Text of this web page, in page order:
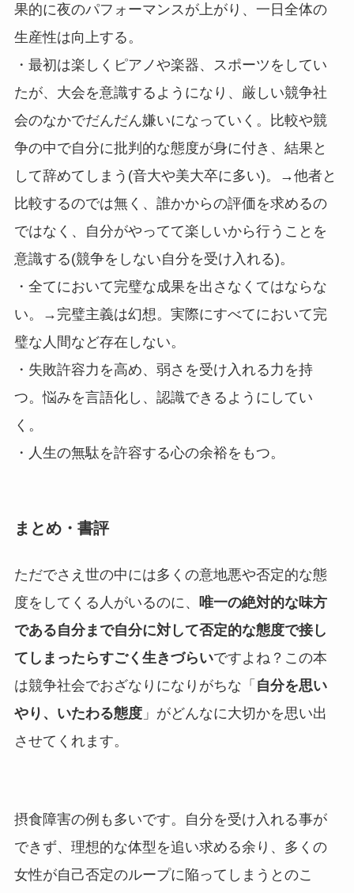
果的に夜のパフォーマンスが上がり、一日全体の
生産性は向上する。
・最初は楽しくピアノや楽器、スポーツをしてい
たが、大会を意識するようになり、厳しい競争社
会のなかでだんだん嫌いになっていく。比較や競
争の中で自分に批判的な態度が身に付き、結果と
して辞めてしまう(音大や美大卒に多い)。→他者と
比較するのでは無く、誰かからの評価を求めるの
ではなく、自分がやってて楽しいから行うことを
意識する(競争をしない自分を受け入れる)。
・全てにおいて完璧な成果を出さなくてはならな
い。→完璧主義は幻想。実際にすべてにおいて完
璧な人間など存在しない。
・失敗許容力を高め、弱さを受け入れる力を持
つ。悩みを言語化し、認識できるようにしてい
く。
・人生の無駄を許容する心の余裕をもつ。
まとめ・書評
ただでさえ世の中には多くの意地悪や否定的な態
度をしてくる人がいるのに、
唯一の絶対的な味方
である自分まで自分に対して否定的な態度で接し
てしまったらすごく生きづらいですよね？この本
は競争社会でおざなりになりがちな「 自分を思い
やり、いたわる態度」がどんなに大切かを思い出
させてくれます。
摂食障害の例も多いです。自分を受け入れる事が
できず、理想的な体型を追い求める余り、多くの
女性が自己否定のループに陥ってしまうとのこ